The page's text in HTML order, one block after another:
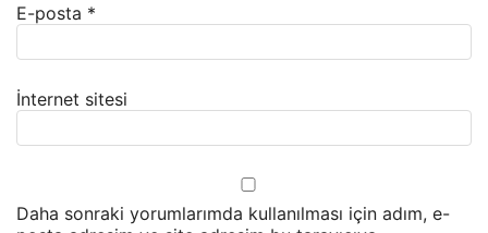
E-posta *
İnternet sitesi
Daha sonraki yorumlarımda kullanılması için adım, e-